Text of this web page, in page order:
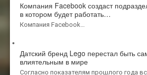
Компания Facebook создаст
в котором будет работать…
Компания Facebook…
Датский бренд Lego перестал быть
влиятельным в мире
Согласно показателям прошлого года